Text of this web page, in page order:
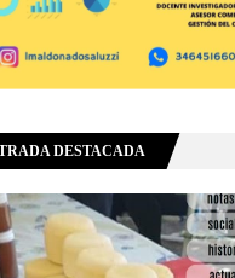
DESTACADA